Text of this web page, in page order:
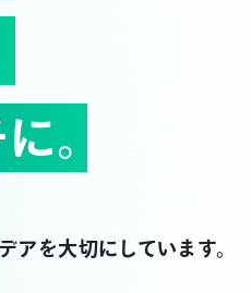
。
アを大切にしています。